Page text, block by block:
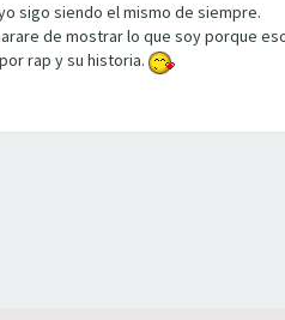
sigo siendo el mismo de siempre.
de mostrar lo que soy porque
rap y su historia.